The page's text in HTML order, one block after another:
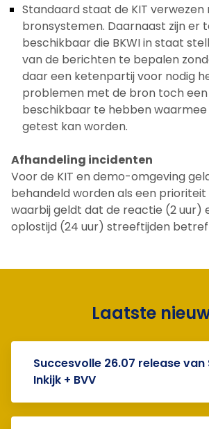
Standaard staat de KIT verwezen
bronsystemen. Daarnaast zijn er
beschikbaar die BKWI in staat
van de berichten te bepalen
daar een ketenpartij voor nodig
problemen met de bron toch
beschikbaar te hebben
getest kan worden.
Afhandeling incidenten
Voor de KIT en demo-omgeving
behandeld worden als een prioriteit
waarbij geldt dat de reactie (2 uur)
oplostijd (24 uur) streeftijden
Laatste
Succesvolle 26.07 release
Inkijk + BVV